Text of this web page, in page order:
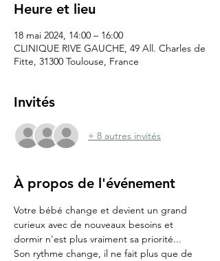
Heure et lieu
18 mai 2024, 14:00 – 16:00
CLINIQUE RIVE GAUCHE, 49 All. Charles de
Fitte, 31300 Toulouse, France
Invités
+ 8 autres invités
À propos de l'événement
Votre bébé change et devient un grand
curieux avec de nouveaux besoins et
dormir n'est plus vraiment sa priorité...
Son rythme change, il ne fait plus que de